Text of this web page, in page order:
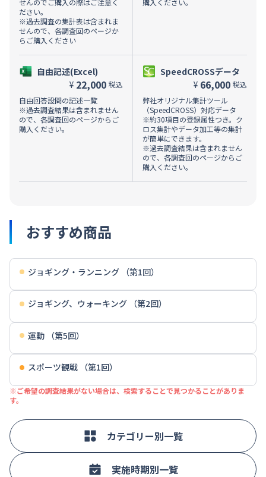
せんのでご購入の際はご注意く
ださい。
※過去調査の集計表は含まれま
せんので、各調査回のページか
らご購入ください
自由記述(Excel)
¥ 22,000 税込
自由回答設問の記述一覧
※過去調査結果は含まれません
ので、各調査回のページからご
購入ください。
購入ください。
SpeedCROSSデータ
¥ 66,000 税込
弊社オリジナル集計ツール
（SpeedCROSS）対応データ
※約30項目の登録属性つき。ク
ロス集計やデータ加工等の集計
が簡単にできます。
※過去調査結果は含まれません
ので、各調査回のページからご
購入ください。
おすすめ商品
ジョギング・ランニング （第1回）
ジョギング、ウォーキング （第2回）
運動 （第5回）
スポーツ観戦 （第1回）
※ご希望の調査結果がない場合は、検索することで見つかることがありま
す。
カテゴリー別一覧
実施時期別一覧